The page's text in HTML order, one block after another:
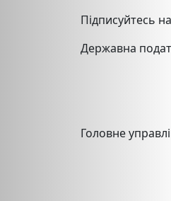
Підписуйтесь
Державна
Головне